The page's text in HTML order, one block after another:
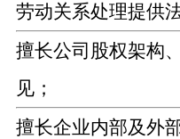
劳动关系处理提供
擅长公司股权架构
见；
擅长企业内部及外